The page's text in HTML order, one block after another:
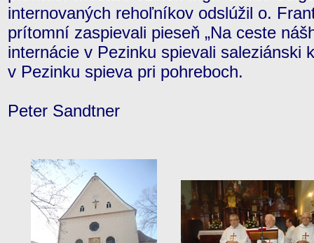
internovaných rehoľníkov odslúžil o.
prítomní zaspievali pieseň „Na ceste
internácie v Pezinku spievali saleziánski
v Pezinku spieva pri pohreboch.
Peter Sandtner